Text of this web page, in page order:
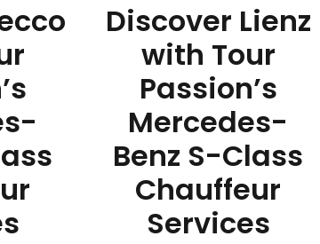
Discover Lienz
with Tour
Passion’s
Mercedes-
Benz S-Class
Chauffeur
Services